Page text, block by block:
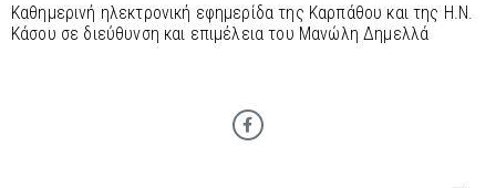
Καθημερινή ηλεκτρονική εφημερίδα της Καρπάθου και της Η.Ν.
Κάσου σε διεύθυνση και επιμέλεια του Μανώλη Δημελλά